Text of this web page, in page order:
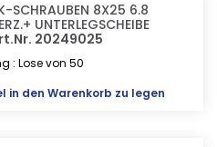
SCHRAUBEN 8X25 6.8
UNTERLEGSCHEIBE
20249025
: Lose von 50
in den Warenkorb zu legen